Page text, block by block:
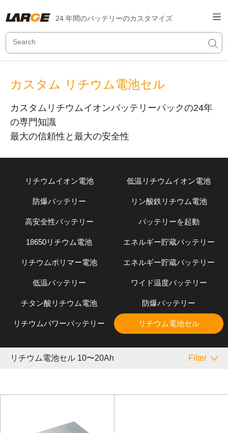
24 年間のバッテリーのカスタマイズ
カスタム リチウム電池セル
カスタムリチウムイオンバッテリーパックの24年
の専門知識
最大の信頼性と最大の安全性
リチウムイオン電池 低温リチウムイオン電池
防爆バッテリー リン酸鉄リチウム電池
高安全性バッテリー バッテリーを起動
18650リチウム電池 エネルギー貯蔵バッテリー
リチウムポリマー電池 エネルギー貯蔵バッテリー
低温バッテリー ワイド温度バッテリー
チタン酸リチウム電池 防爆バッテリー
リチウムパワーバッテリー リチウム電池セル
リチウム電池セル 10〜20Ah Filter